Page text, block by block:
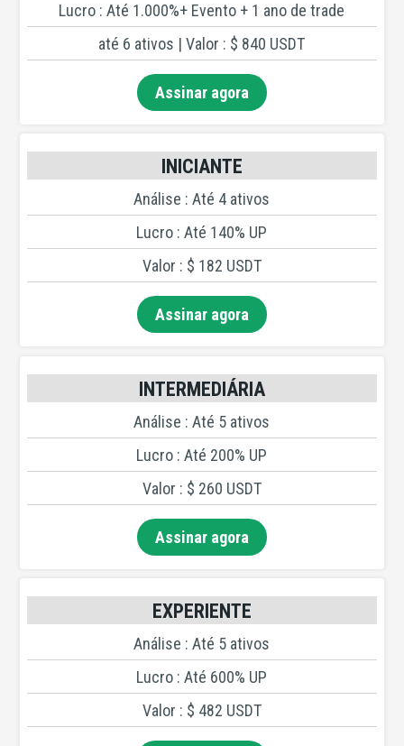
Lucro : Até 1.000%+ Evento + 1 ano de trade
até 6 ativos | Valor : $ 840 USDT
Assinar agora
INICIANTE
Análise : Até 4 ativos
Lucro : Até 140% UP
Valor : $ 182 USDT
Assinar agora
INTERMEDIÁRIA
Análise : Até 5 ativos
Lucro : Até 200% UP
Valor : $ 260 USDT
Assinar agora
EXPERIENTE
Análise : Até 5 ativos
Lucro : Até 600% UP
Valor : $ 482 USDT